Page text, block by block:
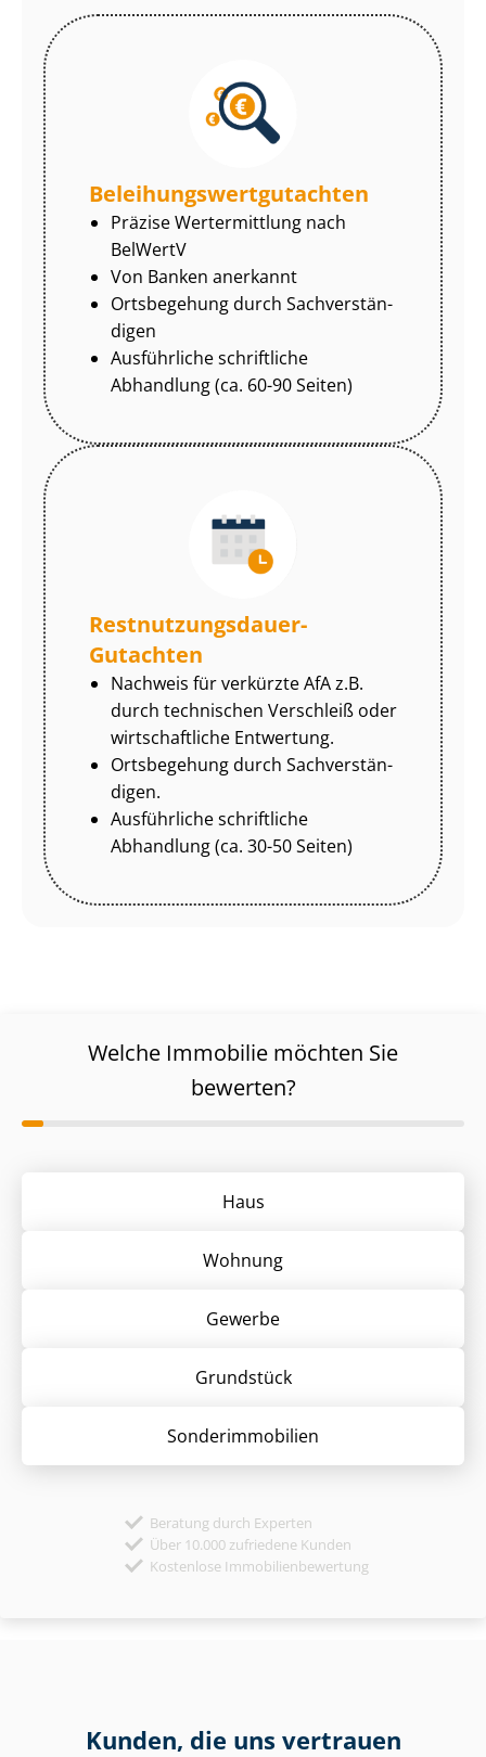
Be­lei­hungs­wert­gut­ach­ten
Präzise Wertermittlung nach
BelWertV
Von Banken anerkannt
Ortsbegehung durch Sach­ver­stän­
di­gen
Ausführliche schriftliche
Abhandlung (ca. 60-90 Seiten)
Rest­nut­zungs­dau­er-
Gutachten
Nachweis für verkürzte AfA z.B.
durch technischen Verschleiß oder
wirtschaftliche Entwertung.
Ortsbegehung durch Sach­ver­stän­
di­gen.
Ausführliche schriftliche
Abhandlung (ca. 30-50 Seiten)
Welche Immobilie möchten Sie
bewerten?
Haus
Wohnung
Gewerbe
Grund­stück
Sonder­immobilien
Beratung durch Experten
Über 10.000 zufriedene Kunden
Kostenlose Immobilienbewertung
Kunden, die uns vertrauen